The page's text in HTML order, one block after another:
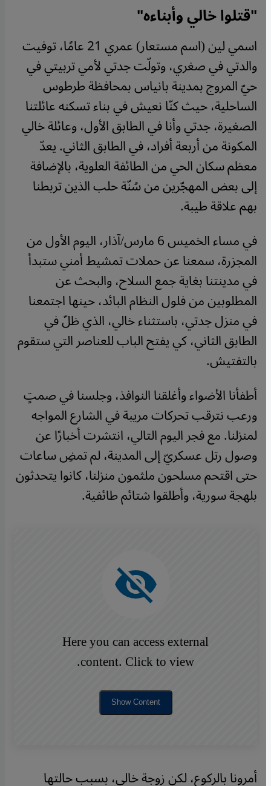
"قتلوا خالي وأبناءه"
اسمي لين (اسم مستعار) عمري 21 عامًا، توفيت
والدتي في صغري، وتولّت جدتي لأمي تربيتي في
حيّ المروج بمدينة بانياس بمحافظة طرطوس
الساحلية، حيث كنّا نعيش في بناء تسكنه عائلتنا
الصغيرة، جدتي وأنا في الطابق الأول، وعائلة خالي
المكونة من أربعة أفراد، في الطابق الثاني. يعدّ
معظم سكان الحي من الطائفة العلوية، بالإضافة
إلى بعض المهجّرين من سُنّة حلب الذين تربطنا
بهم علاقة طيبة.
في مساء الخميس 6 مارس/آذار، اليوم الأول من
المجزرة، سمعنا عن حملات تمشيط أمني ستبدأ
في مدينتنا بغاية جمع السلاح، والبحث عن
المطلوبين من فلول النظام البائد، حينها اجتمعنا
في منزل جدتي، باستثناء خالي، الذي ظلّ في
الطابق الثاني، كي يفتح الباب للعناصر التي ستقوم
بالتفتيش.
أطفأنا الأضواء وأغلقنا النوافذ، وجلسنا في صمتٍ
ورعب نترقب تحركات مريبة في الشارع المواجه
لمنزلنا. مع فجر اليوم التالي، انتشرت أخبارًا عن
وصول رتل عسكريّ إلى المدينة، لم تمضِ ساعات
حتى اقتحم مسلحون ملثمون منزلنا، كانوا يتحدثون
بلهجة سورية، وأطلقوا شتائم طائفية.
Here you can access external
content. Click to view.
Show Content
أمرونا بالركوع، لكن زوجة خالي، بسبب حالتها